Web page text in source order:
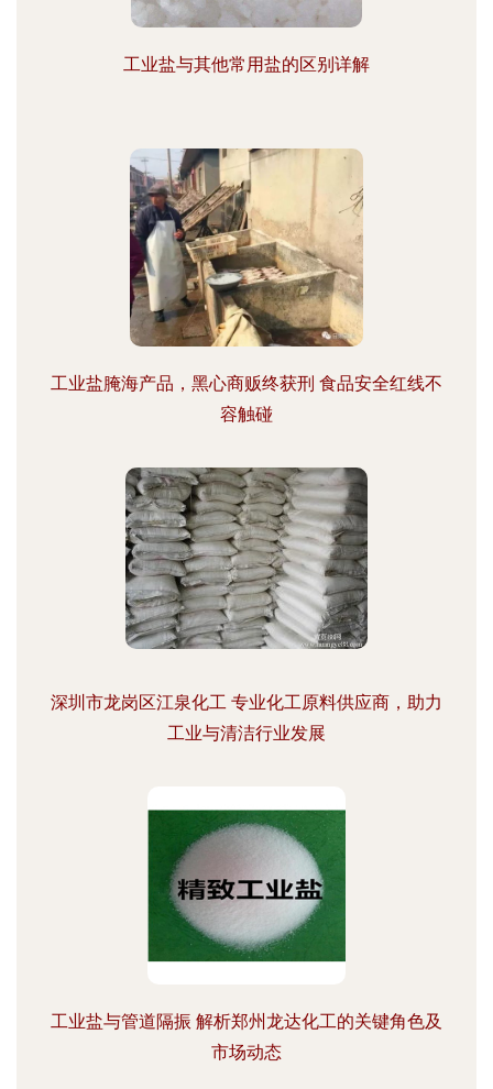
工业盐与其他常用盐的区别详解
工业盐腌海产品，黑心商贩终获刑 食品安全红线不
容触碰
深圳市龙岗区江泉化工 专业化工原料供应商，助力
工业与清洁行业发展
工业盐与管道隔振 解析郑州龙达化工的关键角色及
市场动态